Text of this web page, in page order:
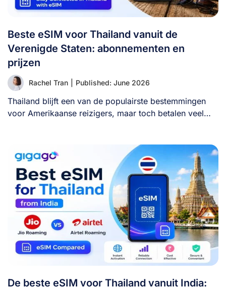
Beste eSIM voor Thailand vanuit de
Verenigde Staten: abonnementen en
prijzen
Rachel Tran Published: June 2026
Thailand blijft een van de populairste bestemmingen
voor Amerikaanse reizigers, maar toch betalen veel
De beste eSIM voor Thailand vanuit India: